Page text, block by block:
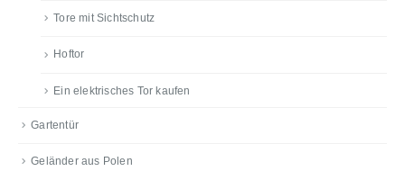
Tore mit Sichtschutz
Hoftor
Ein elektrisches Tor kaufen
Gartentür
Geländer aus Polen